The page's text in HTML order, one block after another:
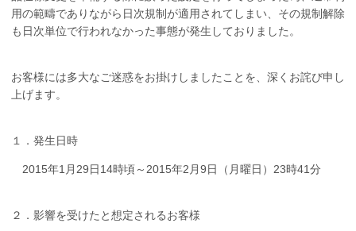
用の範疇でありながら日次規制が適用されてしまい、その規制解除
も日次単位で行われなかった事態が発生しておりました。
お客様には多大なご迷惑をお掛けしましたことを、深くお詫び申し
上げます。
１．発生日時
2015年1月29日14時頃～2015年2月9日（月曜日）23時41分
２．影響を受けたと想定されるお客様